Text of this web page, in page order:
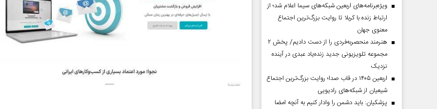
ویژه‌برنامه‌های اربعین شبکه‌های سیما اعلام شد؛ از
ارتباط زنده با کربلا تا روایت بزرگ‌ترین اجتماع
معنوی جهان
هنرمند منحصر‌به‌فردی را از دست دادیم/ پخش ۲
مجموعه تلویزیونی جدید زنده‌یاد عبدی در آینده
نزدیک
اربعین ۱۴۰۵ در قاب صدا؛ روایت بزرگ‌ترین اجتماع
شیعیان از شبکه‌های رادیویی
پزشکیان: باید دشمن را وادار کنیم به آنچه امضا